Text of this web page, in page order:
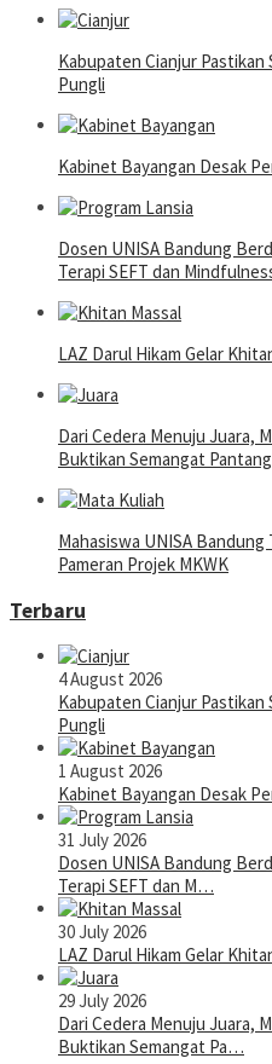
Kabupaten Cianjur Pastikan
Pungli
Kabinet Bayangan Desak
Dosen UNISA Bandung
Terapi SEFT dan
LAZ Darul Hikam Gelar
Dari Cedera Menuju Juara,
Buktikan Semangat
Mahasiswa UNISA
Pameran Projek MKWK
Terbaru
4 August 2026
Kabupaten Cianjur Pastikan
Pungli
1 August 2026
Kabinet Bayangan Desak
31 July 2026
Dosen UNISA Bandung
Terapi SEFT dan M…
30 July 2026
LAZ Darul Hikam Gelar
29 July 2026
Dari Cedera Menuju Juara,
Buktikan Semangat Pa…